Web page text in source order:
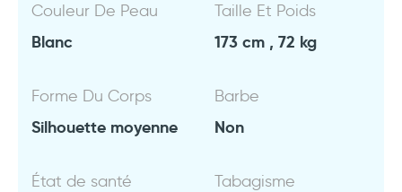
Couleur De Peau
Blanc
Taille Et Poids
173 cm , 72 kg
Forme Du Corps
Silhouette moyenne
Barbe
Non
État de santé Tabagisme